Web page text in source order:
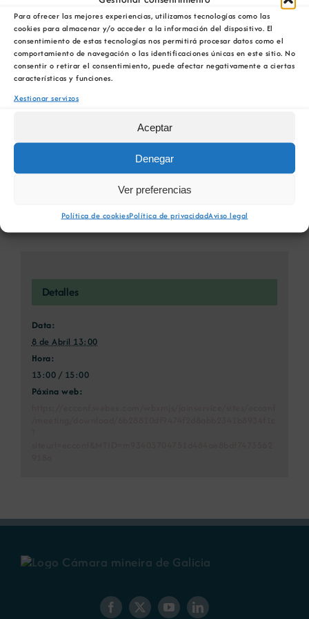
Para ofrecer las mejores experiencias, utilizamos tecnologías como las
cookies para almacenar y/o acceder a la información del dispositivo. El
consentimiento de estas tecnologías nos permitirá procesar datos como el
comportamiento de navegación o las identificaciones únicas en este sitio. No
consentir o retirar el consentimiento, puede afectar negativamente a ciertas
características y funciones.
Xestionar servizos
Aceptar
Denegar
Ver preferencias
Política de cookiesPolítica de privacidadAviso legal
Comparta esta información en su red Social
favorita!
Facebook
X BlueskyRedditLinkedInWhatsApp
TelegramTumblrPinterest
Materias Primas Críticas e
Estratéxicas
Detalles
Data:
8 de Abril 13:00
Hora:
13:00 / 15:00
Páxina web: